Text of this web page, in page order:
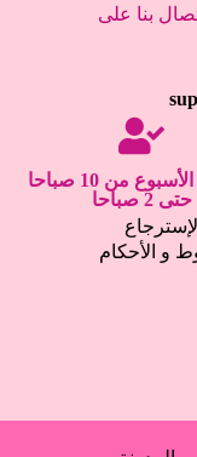
بنا على
كل أيام الأسبوع من 10 صباحا
حتى 2 صباحا
و الأحكام